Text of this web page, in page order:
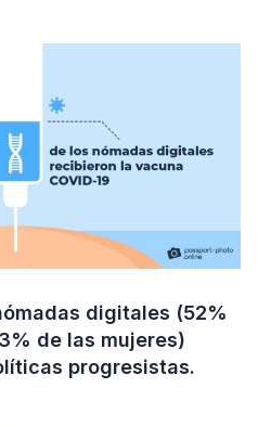
digitales (52%
de las mujeres)
progresistas.